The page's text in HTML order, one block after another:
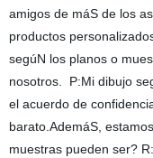
amigos de máS de los
productos
segúN los planos o
nosotros. P:Mi dibujo
el acuerdo de
barato.AdemáS,
muestras pueden ser?